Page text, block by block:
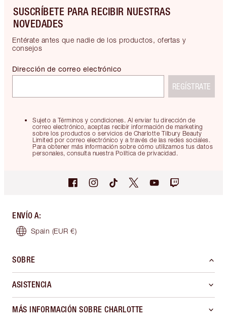
SUSCRÍBETE PARA RECIBIR NUESTRAS
NOVEDADES
Entérate antes que nadie de los productos, ofertas y
consejos
Sujeto a Términos y condiciones. Al enviar tu dirección de
correo electrónico, aceptas recibir información de marketing
sobre los productos o servicios de Charlotte Tilbury Beauty
Limited por correo electrónico y a través de las redes sociales.
Para obtener más información sobre cómo utilizamos tus datos
personales, consulta nuestra Política de privacidad.
Dirección de correo electrónico
REGÍSTRATE
ENVÍO A:
Spain (EUR €)
SOBRE
ASISTENCIA
MÁS INFORMACIÓN SOBRE CHARLOTTE